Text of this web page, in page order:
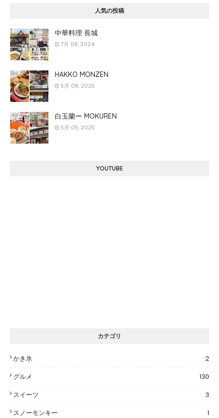
人気の投稿
中華料理 長城
7月 08, 2024
HAKKO MONZEN
5月 08, 2025
白玉蘭ー MOKUREN
5月 05, 2025
YOUTUBE
カテゴリ
かき氷
2
グルメ
130
スイーツ
3
スノーモンキー
1